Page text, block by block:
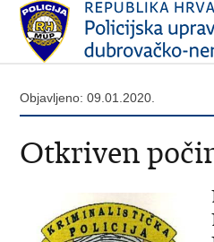
Objavljeno: 09.01.2020.
Otkriven